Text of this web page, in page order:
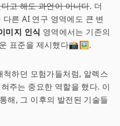
고 해도 과언이 아니다. 더
른 AI 연구 영역에도 큰 변
미지 인식 영역에서는 기존의
표준을 제시했다📸🖼️.
하던 모험가들처럼, 알렉스
주는 중요한 역할을 했다. 이
해, 그 이후의 발전된 기술들